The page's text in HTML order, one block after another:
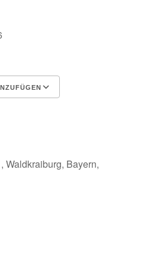
Waldkraiburg, Bayern,